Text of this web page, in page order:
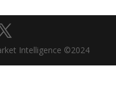
Intelligence ©2024